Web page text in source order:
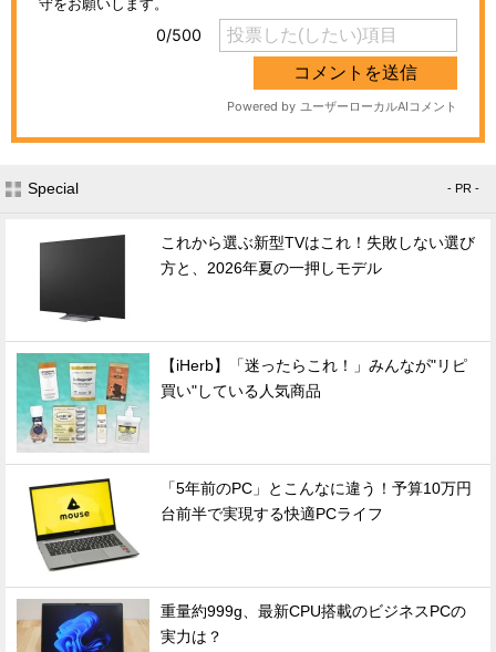
Special - PR -
これから選ぶ新型TVはこれ！失敗しない選び
方と、2026年夏の一押しモデル
【iHerb】「迷ったらこれ！」みんなが"リピ
買い"している人気商品
「5年前のPC」とこんなに違う！予算10万円
台前半で実現する快適PCライフ
重量約999g、最新CPU搭載のビジネスPCの
実力は？